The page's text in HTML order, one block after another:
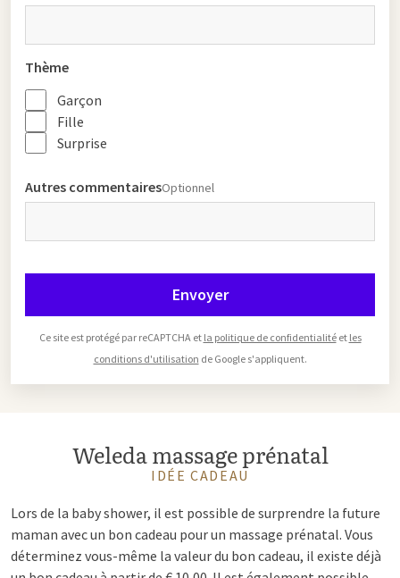
Thème
Garçon
Fille
Surprise
Autres commentairesOptionnel
Envoyer
Ce site est protégé par reCAPTCHA et la politique de confidentialitéet les
conditions d'utilisation de Google s'appliquent.
Weleda massage prénatal
IDÉE CADEAU
Lors de la baby shower, il est possible de surprendre la future
maman avec un bon cadeau pour un massage prénatal. Vous
déterminez vous-même la valeur du bon cadeau, il existe déjà